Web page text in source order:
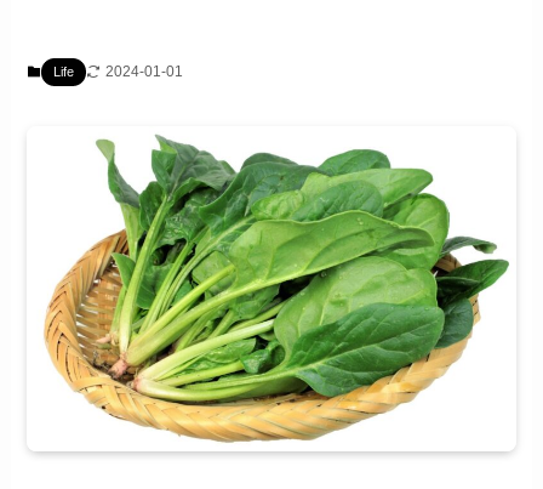
Life 2024-01-01